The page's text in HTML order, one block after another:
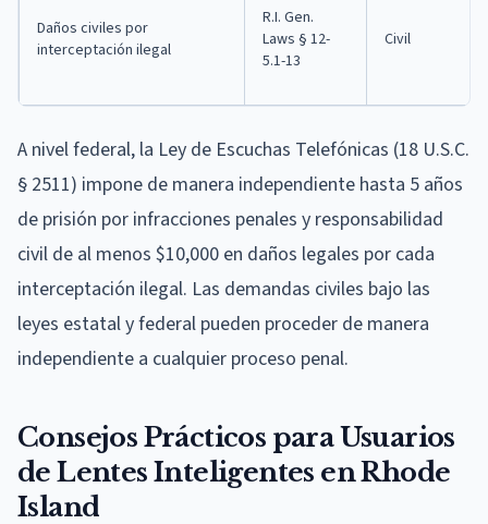
Daños civiles por
interceptación ilegal
R.I. Gen.
Laws § 12-
5.1-13
Civil
A nivel federal, la Ley de Escuchas Telefónicas (18 U.S.C.
§ 2511) impone de manera independiente hasta 5 años
de prisión por infracciones penales y responsabilidad
civil de al menos $10,000 en daños legales por cada
interceptación ilegal. Las demandas civiles bajo las
leyes estatal y federal pueden proceder de manera
independiente a cualquier proceso penal.
Consejos Prácticos para Usuarios
de Lentes Inteligentes en Rhode
Island